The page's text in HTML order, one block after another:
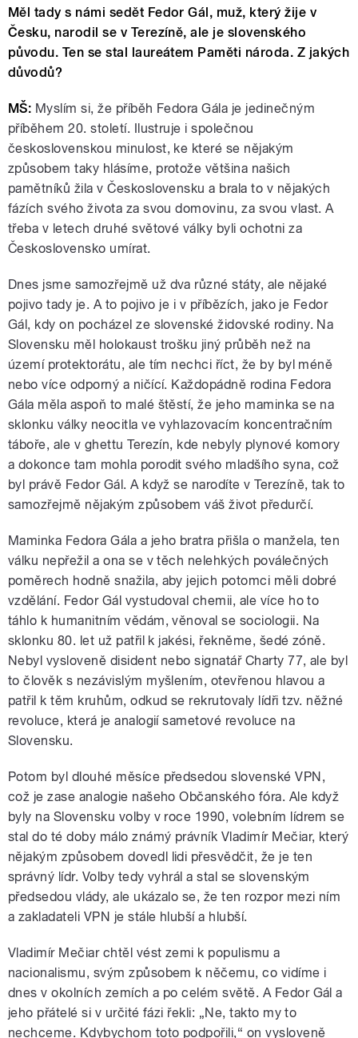
Měl tady s námi sedět Fedor Gál, muž, který žije v
Česku, narodil se v Terezíně, ale je slovenského
původu. Ten se stal laureátem Paměti národa. Z jakých
důvodů?
MŠ: Myslím si, že příběh Fedora Gála je jedinečným
příběhem 20. století. Ilustruje i společnou
československou minulost, ke které se nějakým
způsobem taky hlásíme, protože většina našich
pamětníků žila v Československu a brala to v nějakých
fázích svého života za svou domovinu, za svou vlast. A
třeba v letech druhé světové války byli ochotni za
Československo umírat.
Dnes jsme samozřejmě už dva různé státy, ale nějaké
pojivo tady je. A to pojivo je i v příbězích, jako je Fedor
Gál, kdy on pocházel ze slovenské židovské rodiny. Na
Slovensku měl holokaust trošku jiný průběh než na
území protektorátu, ale tím nechci říct, že by byl méně
nebo více odporný a ničící. Každopádně rodina Fedora
Gála měla aspoň to malé štěstí, že jeho maminka se na
sklonku války neocitla ve vyhlazovacím koncentračním
táboře, ale v ghettu Terezín, kde nebyly plynové komory
a dokonce tam mohla porodit svého mladšího syna, což
byl právě Fedor Gál. A když se narodíte v Terezíně, tak to
samozřejmě nějakým způsobem váš život předurčí.
Maminka Fedora Gála a jeho bratra přišla o manžela, ten
válku nepřežil a ona se v těch nelehkých poválečných
poměrech hodně snažila, aby jejich potomci měli dobré
vzdělání. Fedor Gál vystudoval chemii, ale více ho to
táhlo k humanitním vědám, věnoval se sociologii. Na
sklonku 80. let už patřil k jakési, řekněme, šedé zóně.
Nebyl vysloveně disident nebo signatář Charty 77, ale byl
to člověk s nezávislým myšlením, otevřenou hlavou a
patřil k těm kruhům, odkud se rekrutovaly lídři tzv. něžné
revoluce, která je analogií sametové revoluce na
Slovensku.
Potom byl dlouhé měsíce předsedou slovenské VPN,
což je zase analogie našeho Občanského fóra. Ale když
byly na Slovensku volby v roce 1990, volebním lídrem se
stal do té doby málo známý právník Vladimír Mečiar, který
nějakým způsobem dovedl lidi přesvědčit, že je ten
správný lídr. Volby tedy vyhrál a stal se slovenským
předsedou vlády, ale ukázalo se, že ten rozpor mezi ním
a zakladateli VPN je stále hlubší a hlubší.
Vladimír Mečiar chtěl vést zemi k populismu a
nacionalismu, svým způsobem k něčemu, co vidíme i
dnes v okolních zemích a po celém světě. A Fedor Gál a
jeho přátelé si v určité fázi řekli: „Ne, takto my to
nechceme. Kdybychom toto podpořili,“ on vysloveně